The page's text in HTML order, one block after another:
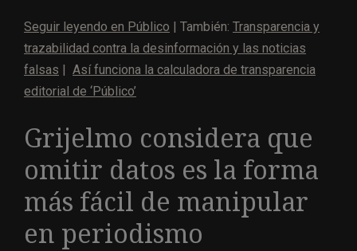
Seguir leyendo en Público | También: Transparencia y
trazabilidad contra la desinformación y las noticias
falsas
Así funciona la calculadora de transparencia
editorial de ‘Público’
Grijelmo considera que
omitir datos es la forma
más fácil de manipular
en periodismo